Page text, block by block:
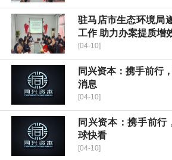
驻马店市生态环境局
工作 助力办案提质增
[04-10]
同兴资本：携手前行
消息
[04-10]
同兴资本：携手前行
球快看
[04-10]